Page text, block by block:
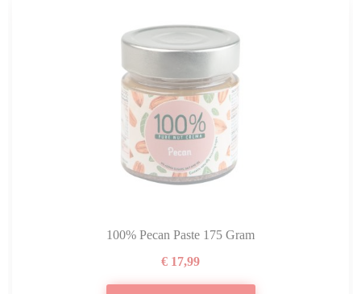
100% Pecan Paste 175 Gram
€ 17,99